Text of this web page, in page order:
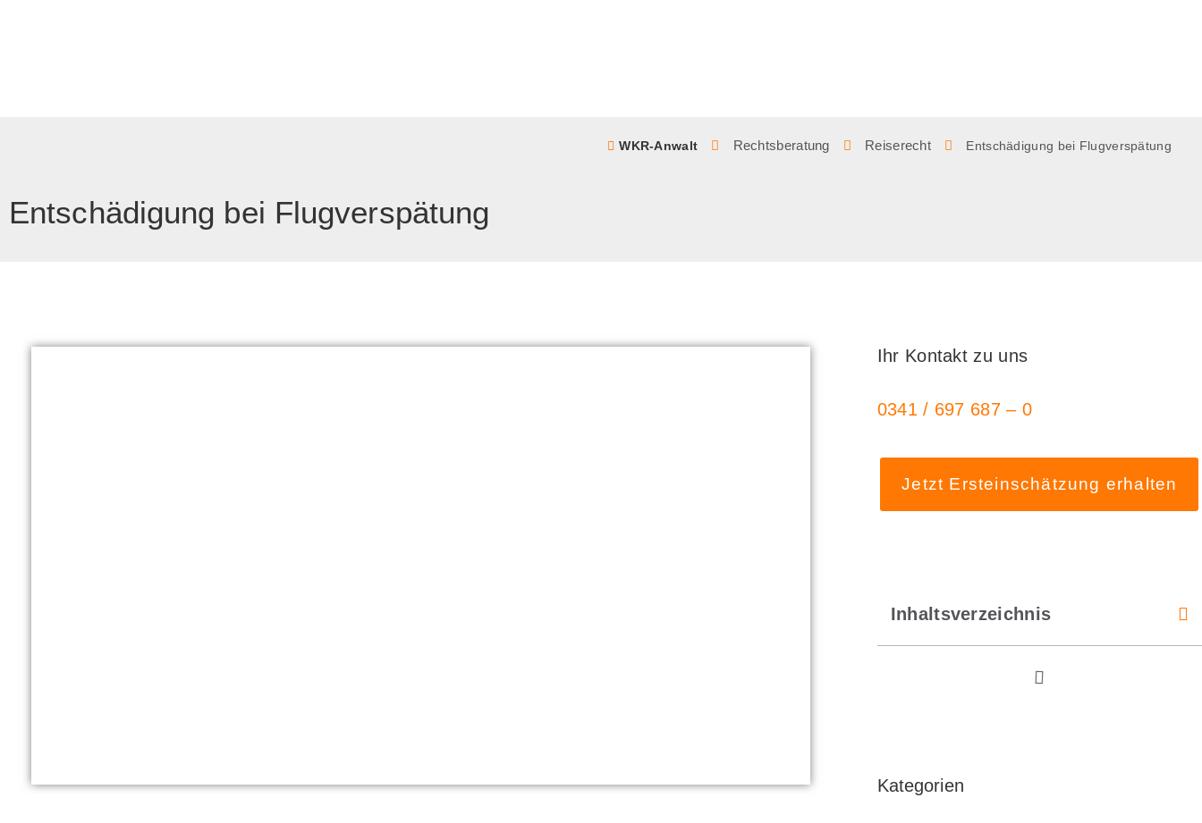
WKR-Anwalt Rechtsberatung Reiserecht Entschädigung bei Flugverspätung
Entschädigung bei Flugverspätung
Ihr Kontakt zu uns
0341 / 697 687 – 0
Jetzt Ersteinschätzung erhalten
Inhaltsverzeichnis
Kategorien